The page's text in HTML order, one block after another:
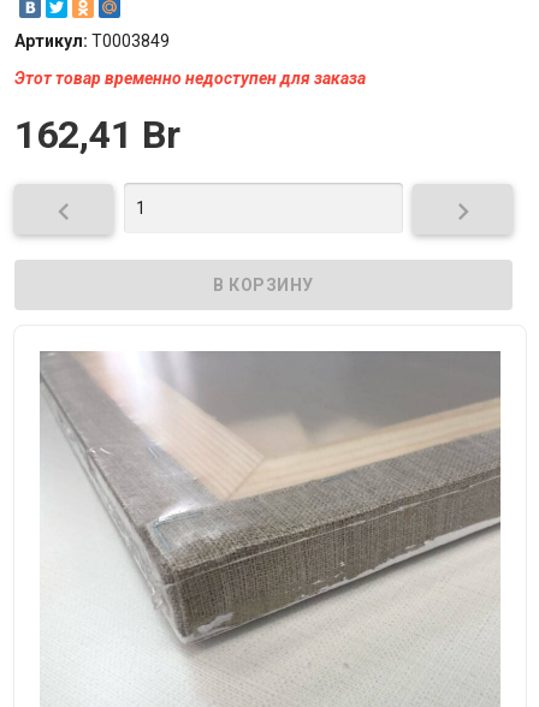
Артикул: Т0003849
Этот товар временно недоступен для заказа
162,41 Br
 